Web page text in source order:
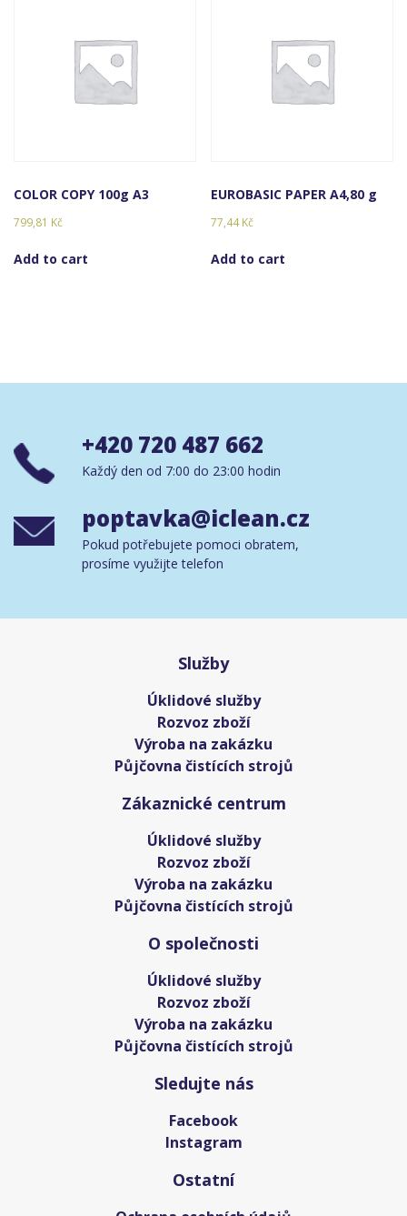
COLOR COPY 100g A3
799,81 Kč
Add to cart
EUROBASIC PAPER A4,80 g
77,44Kč
Add to cart
+420 720 487 662
Každý den od 7:00 do 23:00 hodin
poptavka@iclean.cz
Pokud potřebujete pomoci obratem,
prosíme využijte telefon
Služby
Úklidové služby
Rozvoz zboží
Výroba na zakázku
Půjčovna čistících strojů
Zákaznické centrum
Úklidové služby
Rozvoz zboží
Výroba na zakázku
Půjčovna čistících strojů
O společnosti
Úklidové služby
Rozvoz zboží
Výroba na zakázku
Půjčovna čistících strojů
Sledujte nás
Facebook
Instagram
Ostatní